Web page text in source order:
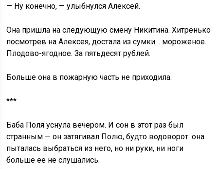
— Ну конечно, — улыбнулся Алексей.
Она пришла на следующую смену Никитина. Хитренько
посмотрев на Алексея, достала из сумки… мороженое.
Плодово-ягодное. За пятьдесят рублей.
Больше она в пожарную часть не приходила.
***
Баба Поля уснула вечером. И сон в этот раз был
странным — он затягивал Полю, будто водоворот: она
пыталась выбраться из него, но ни руки, ни ноги
больше ее не слушались.